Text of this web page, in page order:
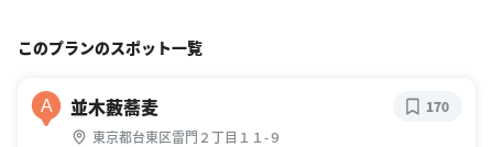
このプランのスポット一覧
A 並木藪蕎麦
東京都台東区雷門２丁目１１-９
170